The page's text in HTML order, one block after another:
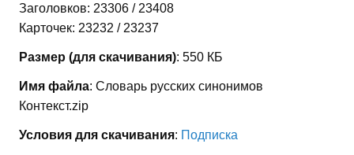
Заголовков: 23306 / 23408
Карточек: 23232 / 23237
Размер (для скачивания): 550 КБ
Имя файла: Словарь русских синонимов
Контекст.zip
Условия для скачивания: Подписка